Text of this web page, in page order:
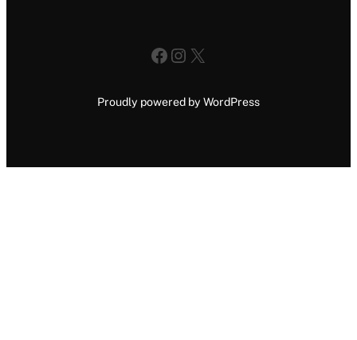
Facebook
Instagram
X
Proudly powered by WordPress